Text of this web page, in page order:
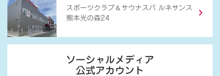
スポーツクラブ ＆ サウナスパ ルネサンス
熊本光の森24
ソーシャルメディア
公式アカウント